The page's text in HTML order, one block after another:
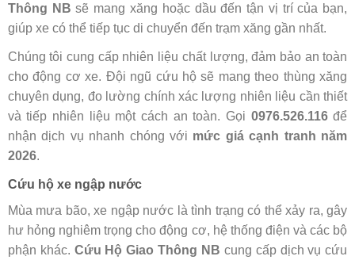
Thông NB sẽ mang xăng hoặc dầu đến tận vị trí của bạn,
giúp xe có thể tiếp tục di chuyển đến trạm xăng gần nhất.
Chúng tôi cung cấp nhiên liệu chất lượng, đảm bảo an toàn
cho động cơ xe. Đội ngũ cứu hộ sẽ mang theo thùng xăng
chuyên dụng, đo lường chính xác lượng nhiên liệu cần thiết
và tiếp nhiên liệu một cách an toàn. Gọi 0976.526.116để
nhận dịch vụ nhanh chóng với mức giá cạnh tranh năm
2026.
Cứu hộ xe ngập nước
Mùa mưa bão, xe ngập nước là tình trạng có thể xảy ra, gây
hư hỏng nghiêm trọng cho động cơ, hệ thống điện và các bộ
phận khác. Cứu Hộ Giao Thông NB cung cấp dịch vụ cứu